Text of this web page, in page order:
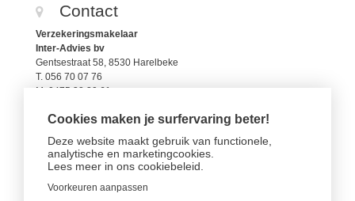
Contact
Verzekeringsmakelaar
Inter-Advies bv
Gentsestraat 58, 8530 Harelbeke
T. 056 70 07 76
M. 0475 32 30 61
FSMA 112799A
Cookies maken je surfervaring beter!
Deze website maakt gebruik van functionele,
analytische en marketingcookies.
Lees meer in ons cookiebeleid.
Voorkeuren aanpassen